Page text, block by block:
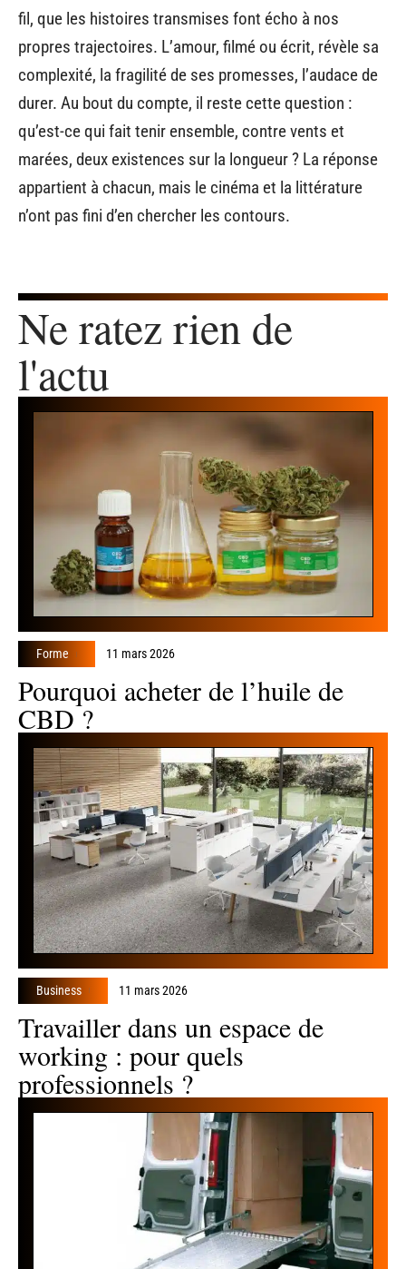
fil, que les histoires transmises font écho à nos
propres trajectoires. L’amour, filmé ou écrit, révèle sa
complexité, la fragilité de ses promesses, l’audace de
durer. Au bout du compte, il reste cette question :
qu’est-ce qui fait tenir ensemble, contre vents et
marées, deux existences sur la longueur ? La réponse
appartient à chacun, mais le cinéma et la littérature
n’ont pas fini d’en chercher les contours.
Ne ratez rien de
l'actu
Forme 11 mars 2026
Pourquoi acheter de l’huile de
CBD ?
Business 11 mars 2026
Travailler dans un espace de
working : pour quels
professionnels ?